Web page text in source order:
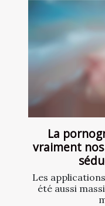
La
vraiment
Les
été aussi